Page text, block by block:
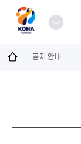
공지 안내